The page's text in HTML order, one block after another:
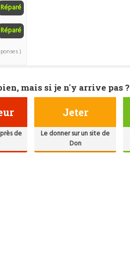
Réparé
Réparé
)
mais si je n'y arrive pas ?
de
Jeter
Le donner sur un site de
Don